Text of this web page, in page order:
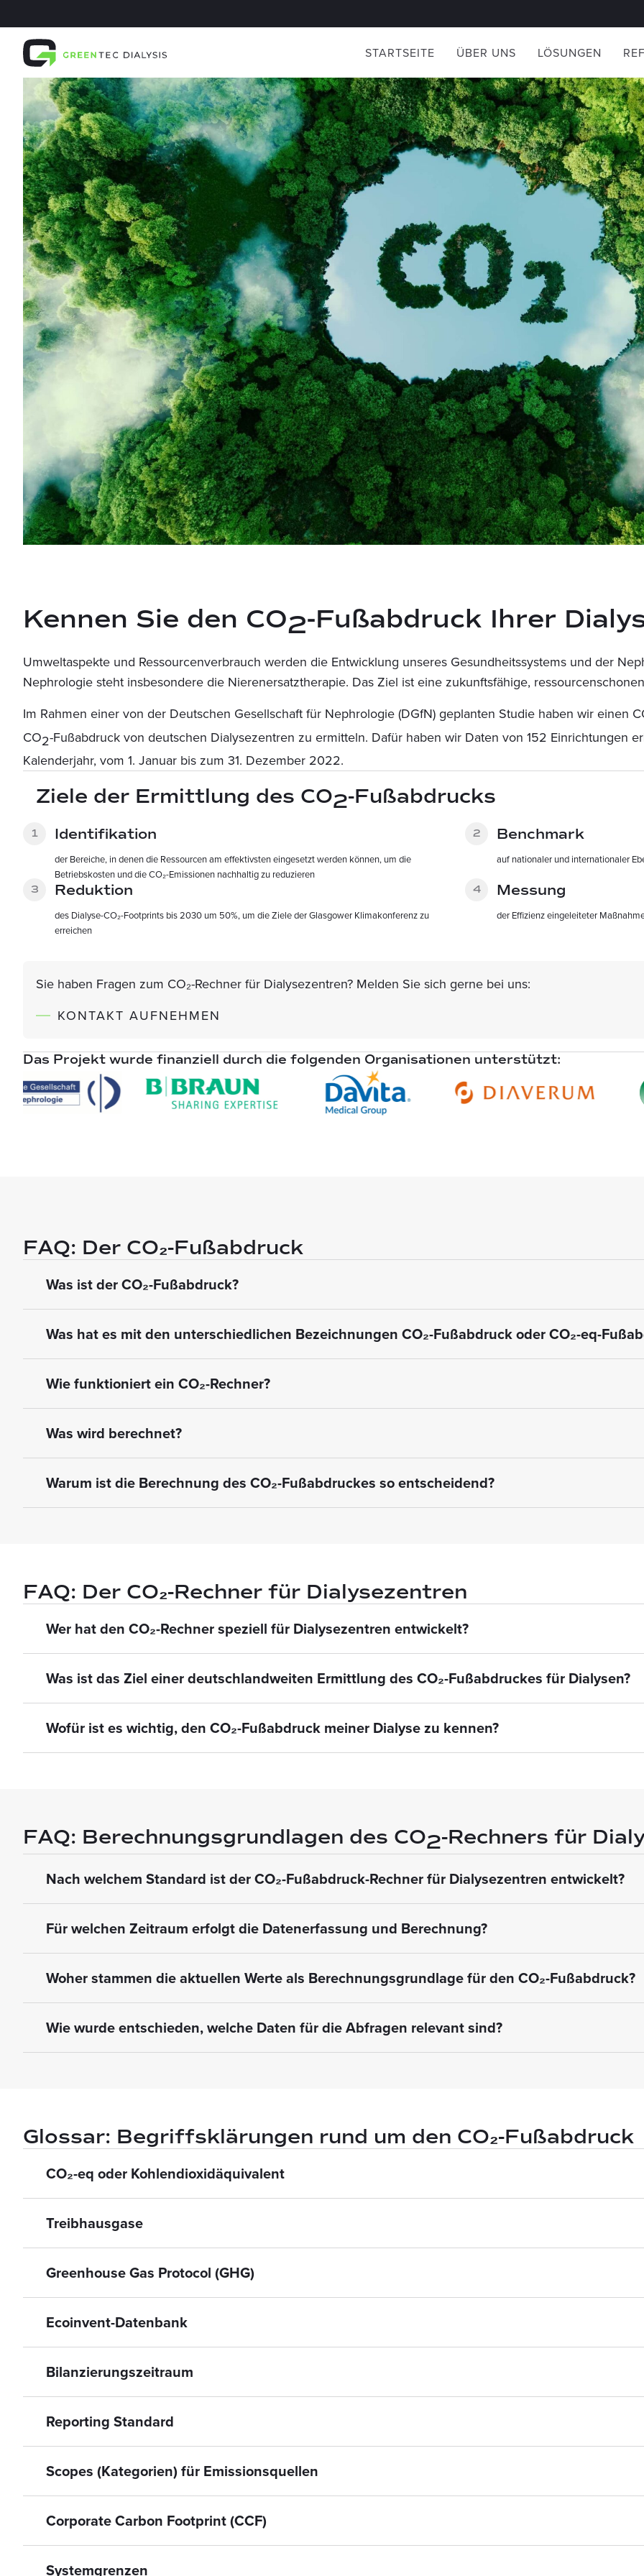
STARTSEITE ÜBER UNS LÖSUNGEN
Kennen Sie den CO2-Fußabdruck Ihrer
Umweltaspekte und Ressourcenverbrauch werden die Entwicklung unseres Gesundheitssystems und der
Nephrologie steht insbesondere die Nierenersatztherapie. Das Ziel ist eine zukunftsfähige,
Im Rahmen einer von der Deutschen Gesellschaft für Nephrologie (DGfN) geplanten Studie haben wir einen
CO2-Fußabdruck von deutschen Dialysezentren zu ermitteln. Dafür haben wir Daten von 152 Einrichtungen
Kalenderjahr, vom 1. Januar bis zum 31. Dezember 2022.
Ziele der Ermittlung des CO2-Fußabdrucks
Identifikation
der Bereiche, in denen die Ressourcen am effektivsten eingesetzt werden können, um die
Betriebskosten und die CO₂-Emissionen nachhaltig zu reduzieren
Benchmark
auf nationaler und internationaler
Reduktion
des Dialyse-CO₂-Footprints bis 2030 um 50%, um die Ziele der Glasgower Klimakonferenz zu
erreichen
Messung
der Effizienz eingeleiteter
Sie haben Fragen zum CO₂-Rechner für Dialysezentren? Melden Sie sich gerne bei uns:
KONTAKT AUFNEHMEN
Das Projekt wurde finanziell durch die folgenden Organisationen unterstützt:
FAQ: Der CO₂-Fußabdruck
Was ist der CO₂-Fußabdruck?
Was hat es mit den unterschiedlichen Bezeichnungen CO₂-Fußabdruck oder CO₂-eq-
Wie funktioniert ein CO₂-Rechner?
Was wird berechnet?
Warum ist die Berechnung des CO₂-Fußabdruckes so entscheidend?
FAQ: Der CO₂-Rechner für Dialysezentren
Wer hat den CO₂-Rechner speziell für Dialysezentren entwickelt?
Was ist das Ziel einer deutschlandweiten Ermittlung des CO₂-Fußabdruckes für Dialysen?
Wofür ist es wichtig, den CO₂-Fußabdruck meiner Dialyse zu kennen?
FAQ: Berechnungsgrundlagen des CO2-Rechners für
Nach welchem Standard ist der CO₂-Fußabdruck-Rechner für Dialysezentren entwickelt?
Für welchen Zeitraum erfolgt die Datenerfassung und Berechnung?
Woher stammen die aktuellen Werte als Berechnungsgrundlage für den CO₂-Fußabdruck?
Wie wurde entschieden, welche Daten für die Abfragen relevant sind?
Glossar: Begriffsklärungen rund um den CO₂-Fußabdruck
CO₂-eq oder Kohlendioxidäquivalent
Treibhausgase
Greenhouse Gas Protocol (GHG)
Ecoinvent-Datenbank
Bilanzierungszeitraum
Reporting Standard
Scopes (Kategorien) für Emissionsquellen
Corporate Carbon Footprint (CCF)
Systemgrenzen